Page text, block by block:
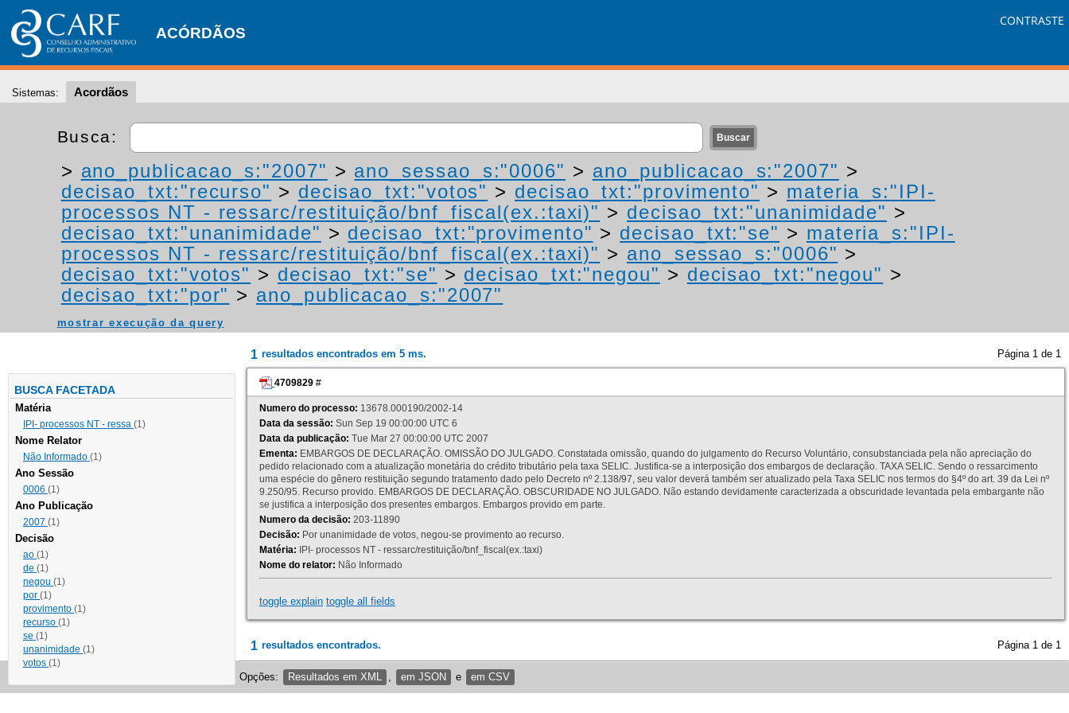
ACÓRDÃOS
CONTRASTE
Sistemas: Acordãos
Busca:
> ano_publicacao_s:"2007" > ano_sessao_s:"0006" > ano_publicacao_s:"2007" >
decisao_txt:"recurso" > decisao_txt:"votos" > decisao_txt:"provimento" > materia_s:"IPI-
processos NT - ressarc/restituição/bnf_fiscal(ex.:taxi)" > decisao_txt:"unanimidade" >
decisao_txt:"unanimidade" > decisao_txt:"provimento" > decisao_txt:"se" > materia_s:"IPI-
processos NT - ressarc/restituição/bnf_fiscal(ex.:taxi)" > ano_sessao_s:"0006" >
decisao_txt:"votos" > decisao_txt:"se" > decisao_txt:"negou" > decisao_txt:"negou" >
decisao_txt:"por" > ano_publicacao_s:"2007"
mostrar execução da query
BUSCA FACETADA
Matéria
IPI- processos NT - ressa (1)
Nome Relator
Não Informado (1)
Ano Sessão
0006 (1)
Ano Publicação
2007 (1)
Decisão
ao (1)
de (1)
negou (1)
por (1)
provimento (1)
recurso (1)
se (1)
unanimidade (1)
votos (1)
1 resultados encontrados em 5 ms. Página 1 de 1
4709829 #
Numero do processo: 13678.000190/2002-14
Data da sessão: Sun Sep 19 00:00:00 UTC 6
Data da publicação: Tue Mar 27 00:00:00 UTC 2007
Ementa: EMBARGOS DE DECLARAÇÃO. OMISSÃO DO JULGADO. Constatada omissão, quando do julgamento do Recurso Voluntário, consubstanciada pela não apreciação do
pedido relacionado com a atualização monetária do crédito tributário pela taxa SELIC. Justifica-se a interposição dos embargos de declaração. TAXA SELIC. Sendo o ressarcimento
uma espécie do gênero restituição segundo tratamento dado pelo Decreto nº 2.138/97, seu valor deverá também ser atualizado pela Taxa SELIC nos termos do §4º do art. 39 da Lei nº
9.250/95. Recurso provido. EMBARGOS DE DECLARAÇÃO. OBSCURIDADE NO JULGADO. Não estando devidamente caracterizada a obscuridade levantada pela embargante não
se justifica a interposição dos presentes embargos. Embargos provido em parte.
Numero da decisão: 203-11890
Decisão: Por unanimidade de votos, negou-se provimento ao recurso.
Matéria: IPI- processos NT - ressarc/restituição/bnf_fiscal(ex.:taxi)
Nome do relator: Não Informado
toggle explain toggle all fields
1 resultados encontrados. Página 1 de 1
Opções: Resultados em XML em JSON e em CSV